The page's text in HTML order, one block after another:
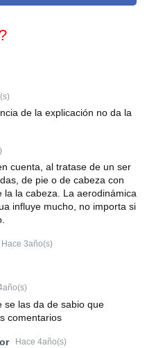
de la explicación no da la
cuenta, al tratase de un ser
de pie o de cabeza con
la la cabeza. La aerodinámica
influye mucho, no importa si
Hace 3año(s)
se las da de sabio que
comentarios
Hace 4año(s)